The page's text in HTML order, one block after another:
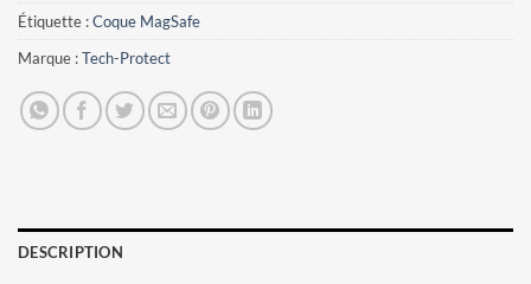
Étiquette :Coque MagSafe
Marque :Tech-Protect
DESCRIPTION